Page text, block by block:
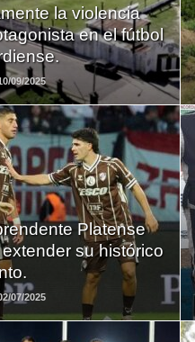
la violencia
en el fútbol
09/2025
Platense
su histórico
07/2025
LEER
MAS